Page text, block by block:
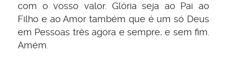
com o vosso valor. Glória seja ao Pai ao
Filho e ao Amor também que é um só Deus
em Pessoas três agora e sempre, e sem fim.
Amém.